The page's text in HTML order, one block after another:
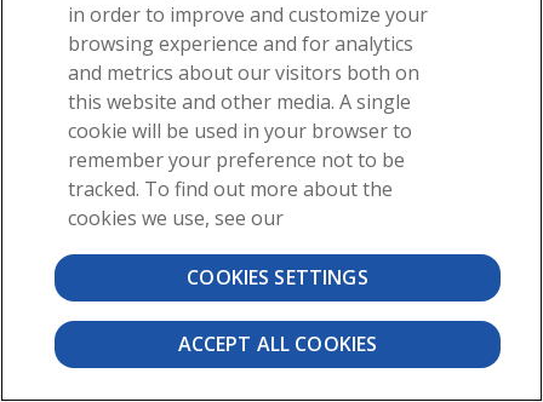
System:Nerven
Region:
Kopf
Hier unsere fantastischen Anatomie-E-Mails
abonnieren!
Wenn Sie "Subscribe" wählen, erhalten Sie unseren E-Mail-Newsletter.
Verwenden Sie die Links am Ende jeder E-Mail, um die Art der E-Mails
zu verwalten, die Sie erhalten möchten oder um sich abzumelden.
Weitere Informationen finden Sie in unserer
Datenschutzerklärung.
in order to improve and customize your
browsing experience and for analytics
and metrics about our visitors both on
this website and other media. A single
cookie will be used in your browser to
remember your preference not to be
tracked. To find out more about the
cookies we use, see our
COOKIES SETTINGS
ACCEPT ALL COOKIES